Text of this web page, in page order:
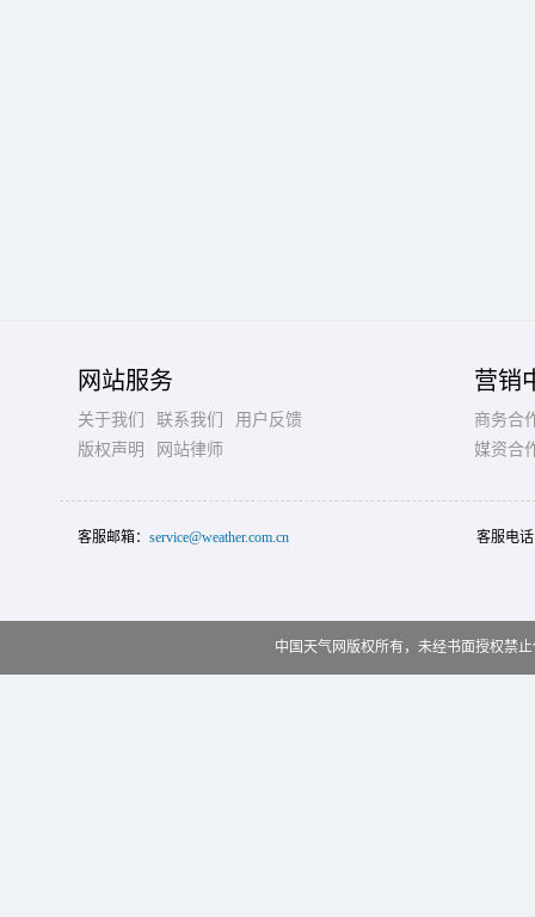
网站服务
关于我们 联系我们
用户反馈
版权声明
网站律师
营销
商务合
媒资合
客服邮箱： service@weather.com.cn 客服电
中国天气网版权所有，未经书面授权